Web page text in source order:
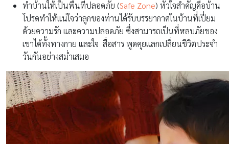
ทำบ้านให้เป็นพื้นที่ปลอดภัย (Safe Zone) หัวใจสำคัญคือบ้าน
โปรดทำให้แน่ใจว่าลูกของท่านได้รับบรรยากาศในบ้านที่เปี่ยม
ด้วยความรัก และความปลอดภัย ซึ่งสามารถเป็นที่หลบภัยของ
เขาได้ทั้งทางกาย และใจ สื่อสาร พูดคุยแลกเปลี่ยนชีวิตประจำ
วันกันอย่างสม่ำเสมอ